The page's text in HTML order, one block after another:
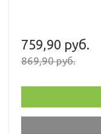
759,90 руб.
869,90 руб.